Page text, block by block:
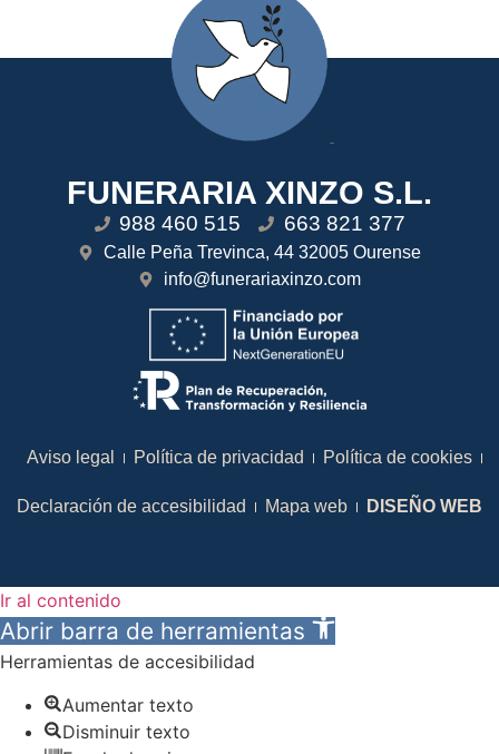
FUNERARIA XINZO S.L.
988 460 515 663 821 377
Calle Peña Trevinca, 44 32005 Ourense
info@funerariaxinzo.com
Aviso legal Política de privacidad Política de cookies
Declaración de accesibilidad Mapa web DISEÑO WEB
Ir al contenido
Abrir barra de herramientas
Herramientas de accesibilidad
Aumentar texto
Disminuir texto